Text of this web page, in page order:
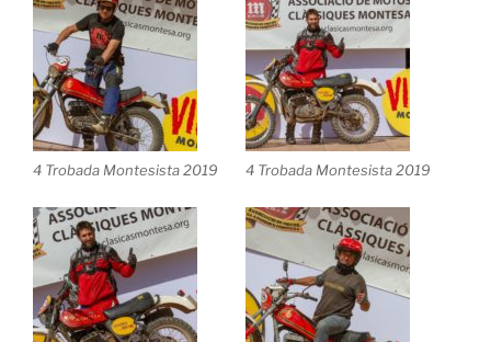
4 Trobada Montesista 2019 4 Trobada Montesista 2019